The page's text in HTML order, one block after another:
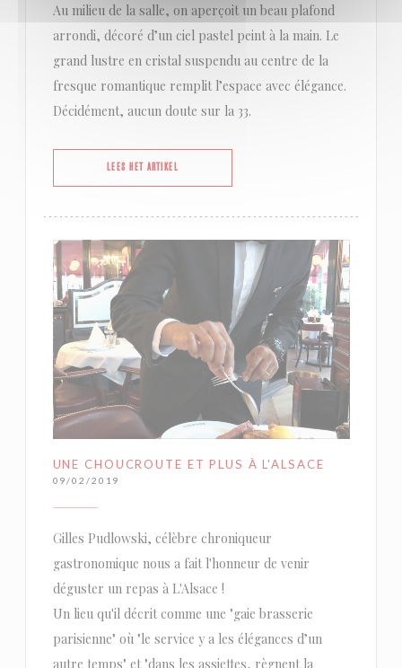
Au milieu de la salle, on aperçoit un beau plafond
arrondi, décoré d’un ciel pastel peint à la main. Le
grand lustre en cristal suspendu au centre de la
fresque romantique remplit l’espace avec élégance.
Décidément, aucun doute sur la 33.
LEES HET ARTIKEL((OPENT IN EEN NIEUW VENSTER))
UNE CHOUCROUTE ET PLUS À L'ALSACE
09/02/2019
Gilles Pudlowski, célèbre chroniqueur
gastronomique nous a fait l'honneur de venir
déguster un repas à L'Alsace !
Un lieu qu'il décrit comme une "gaie brasserie
parisienne" où "le service y a les élégances d’un
autre temps" et "dans les assiettes, règnent la